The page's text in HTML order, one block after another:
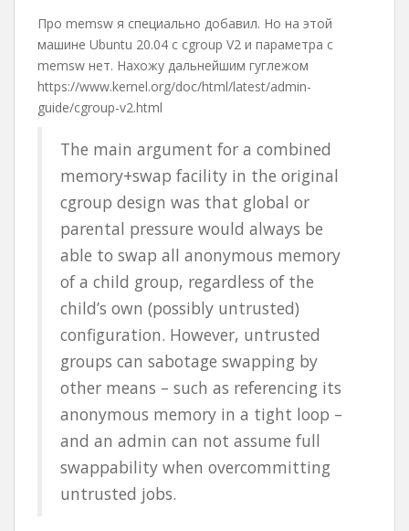
Про memsw я специально добавил. Но на этой
машине Ubuntu 20.04 с cgroup V2 и параметра с
memsw нет. Нахожу дальнейшим гуглежом
https://www.kernel.org/doc/html/latest/admin-
guide/cgroup-v2.html
The main argument for a combined
memory+swap facility in the original
cgroup design was that global or
parental pressure would always be
able to swap all anonymous memory
of a child group, regardless of the
child’s own (possibly untrusted)
configuration. However, untrusted
groups can sabotage swapping by
other means – such as referencing its
anonymous memory in a tight loop –
and an admin can not assume full
swappability when overcommitting
untrusted jobs.